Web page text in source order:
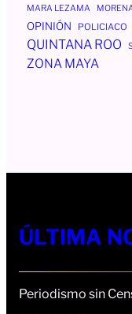
MARA LEZAMA
OPINIÓN POLICIACO
QUINTANA ROO
ZONA MAYA
ÚLTIMA
Periodismo sin